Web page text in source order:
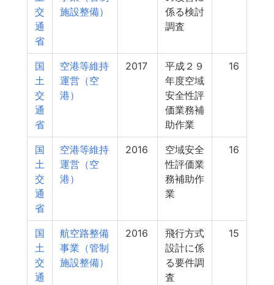
交
通
省
施設整備）
係る検討
調査
国
土
交
通
省
空港等維持
運営（空
港）
2017
平成２９
年度空域
安全性評
価業務補
助作業
16
国
土
交
通
省
空港等維持
運営（空
港）
2016
空域安全
性評価業
務補助作
業
16
国
土
交
通
航空路整備
事業（管制
施設整備）
2016
飛行方式
設計に係
る要件調
査
15